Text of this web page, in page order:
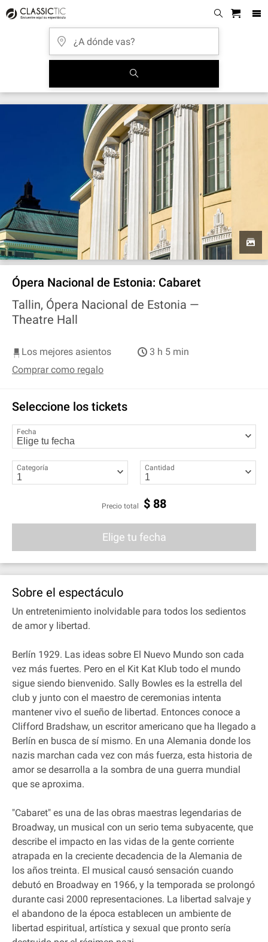
Ópera Nacional de Estonia: Cabaret
Tallin, Ópera Nacional de Estonia —
Theatre Hall
Los mejores asientos
3 h 5 min
Comprar como regalo
Seleccione los tickets
Fecha
Categoría Cantidad
Precio total $ 88
Elige tu fecha
Sobre el espectáculo
Un entretenimiento inolvidable para todos los sedientos
de amor y libertad.
Berlín 1929. Las ideas sobre El Nuevo Mundo son cada
vez más fuertes. Pero en el Kit Kat Klub todo el mundo
sigue siendo bienvenido. Sally Bowles es la estrella del
club y junto con el maestro de ceremonias intenta
mantener vivo el sueño de libertad. Entonces conoce a
Clifford Bradshaw, un escritor americano que ha llegado a
Berlín en busca de sí mismo. En una Alemania donde los
nazis marchan cada vez con más fuerza, esta historia de
amor se desarrolla a la sombra de una guerra mundial
que se aproxima.
"Cabaret" es una de las obras maestras legendarias de
Broadway, un musical con un serio tema subyacente, que
describe el impacto en las vidas de la gente corriente
atrapada en la creciente decadencia de la Alemania de
los años treinta. El musical causó sensación cuando
debutó en Broadway en 1966, y la temporada se prolongó
durante casi 2000 representaciones. La libertad salvaje y
el abandono de la época establecen un ambiente de
libertad espiritual, artística y sexual que pronto sería